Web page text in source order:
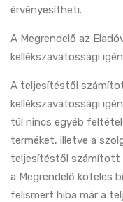
érvényesítheti.
A Megrendelő az
kellékszavatossági
A teljesítéstől
kellékszavatossági
túl nincs egyéb
terméket, illetve a
teljesítéstől számított
a Megrendelő köteles
felismert hiba már a